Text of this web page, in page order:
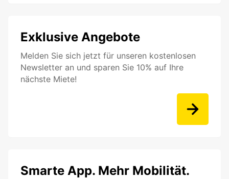
Exklusive Angebote
Melden Sie sich jetzt für unseren kostenlosen
Newsletter an und sparen Sie 10% auf Ihre
nächste Miete!
Smarte App. Mehr Mobilität.